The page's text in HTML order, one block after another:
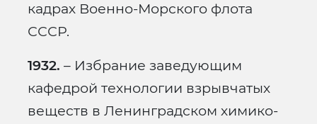
кадрах Военно-Морского флота
СССР.
1932. – Избрание заведующим
кафедрой технологии взрывчатых
веществ в Ленинградском химико-